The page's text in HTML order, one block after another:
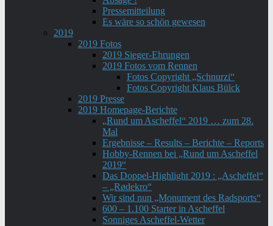
Pressemitteilung
Es wäre so schön gewesen
2019
2019 Fotos
2019 Sieger-Ehrungen
2019 Fotos vom Rennen
Fotos Copyright „Schnurzi“
Fotos Copyright Klaus Bülck
2019 Presse
2019 Homepage-Berichte
„Rund um Ascheffel“ 2019 … zum 28.
Mal
Ergebnisse – Results – Berichte – Reports
Hobby-Rennen bei „Rund um Ascheffel
2019“
Das Doppel-Highlight 2019 : „Ascheffel“
– „Rødekro“
Wir sind nun „Monument des Radsports“
600 – 1.100 Starter in Ascheffel
Sonniges Ascheffel-Wetter